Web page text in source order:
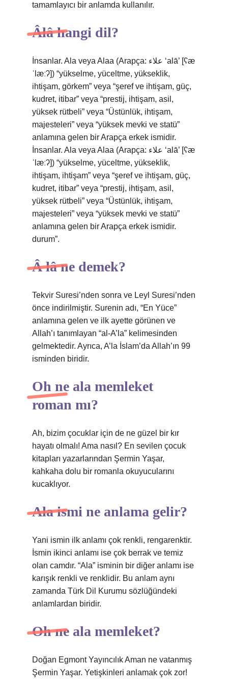
tamamlayıcı bir anlamda kullanılır.
Âlâ hangi dil?
İnsanlar. Ala veya Alaa (Arapça: علاء ‘alā’ [ʕæ
ˈlæːʔ]) “yükselme, yüceltme, yükseklik,
ihtişam, görkem” veya “şeref ve ihtişam, güç,
kudret, itibar” veya “prestij, ihtişam, asil,
yüksek rütbeli” veya “Üstünlük, ihtişam,
majesteleri” veya “yüksek mevki ve statü”
anlamına gelen bir Arapça erkek ismidir.
İnsanlar. Ala veya Alaa (Arapça: علاء ‘alā’ [ʕæ
ˈlæːʔ]) “yükselme, yüceltme, yükseklik,
ihtişam, ihtişam” veya “şeref ve ihtişam, güç,
kudret, itibar” veya “prestij, ihtişam, asil,
yüksek rütbeli” veya “Üstünlük, ihtişam,
majesteleri” veya “yüksek mevki ve statü”
anlamına gelen bir Arapça erkek ismidir.
durum”.
Â lâ ne demek?
Tekvir Suresi’nden sonra ve Leyl Suresi’nden
önce indirilmiştir. Surenin adı, “En Yüce”
anlamına gelen ve ilk ayette görünen ve
Allah’ı tanımlayan “al-A’la” kelimesinden
gelmektedir. Ayrıca, A’la İslam’da Allah’ın 99
isminden biridir.
Oh ne ala memleket
roman mı?
Ah, bizim çocuklar için de ne güzel bir kır
hayatı olmalı! Ama nasıl? En sevilen çocuk
kitapları yazarlarından Şermin Yaşar,
kahkaha dolu bir romanla okuyucularını
kucaklıyor.
Ala ismi ne anlama gelir?
Yani ismin ilk anlamı çok renkli, rengarenktir.
İsmin ikinci anlamı ise çok berrak ve temiz
olan camdır. “Ala” isminin bir diğer anlamı ise
karışık renkli ve renklidir. Bu anlam aynı
zamanda Türk Dil Kurumu sözlüğündeki
anlamlardan biridir.
Oh ne ala memleket?
Doğan Egmont Yayıncılık Aman ne vatanmış
Şermin Yaşar. Yetişkinleri anlamak çok zor!